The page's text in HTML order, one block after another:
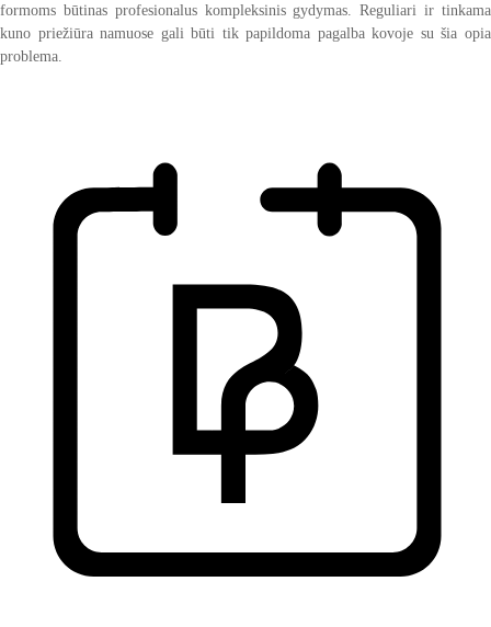
formoms būtinas profesionalus kompleksinis gydymas. Reguliari ir tinkama
kuno priežiūra namuose gali būti tik papildoma pagalba kovoje su šia opia
problema.